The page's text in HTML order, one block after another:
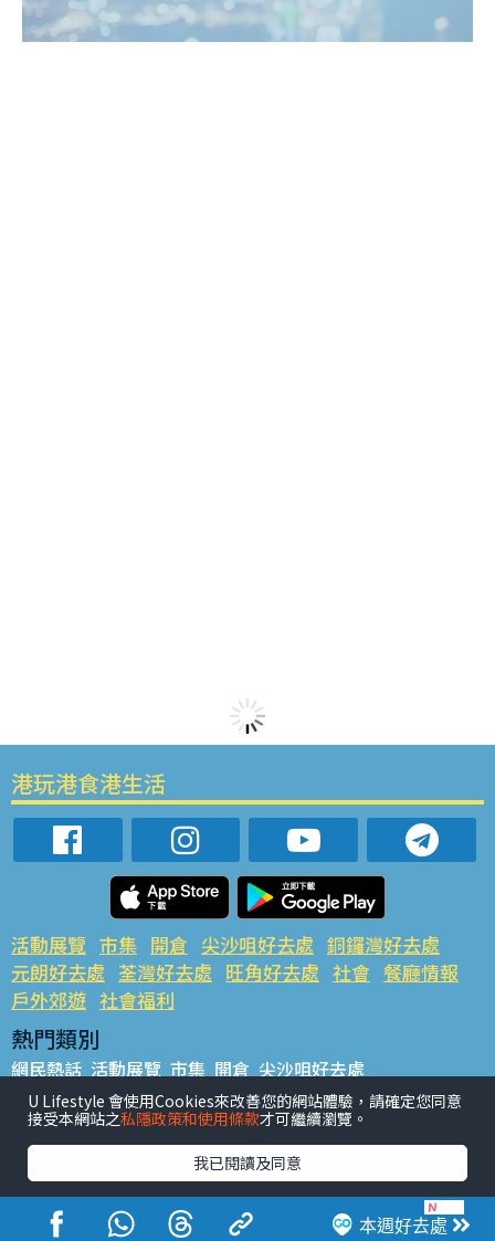
本週好去處
港玩港食港生活
活動展覽 市集 開倉 尖沙咀好去處 銅鑼灣好去處
元朗好去處 荃灣好去處 旺角好去處 社會 餐廳情報
戶外郊遊 社會福利
熱門類別
網民熱話 活動展覽 市集 開倉 尖沙咀好去處
銅鑼灣好去處 元朗好去處 荃灣好去處 旺角好去處 社會
餐廳情報 戶外郊遊
熱門標籤
#UGO搵好去處 #人氣活動推介 #美食社群熱話
#親子玩樂好去處
#ULifestyle應用程式
#限時搶
U Lifestyle 會使用Cookies來改善您的網站體驗，請確定您同意
接受本網站之私隱政策和使用條款才可繼續瀏覽。
我已閱讀及同意